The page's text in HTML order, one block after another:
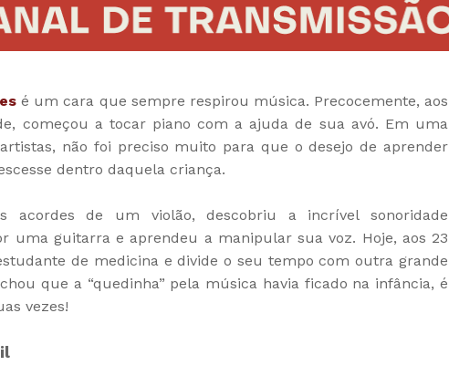
é um cara que sempre respirou música. Precocemente, aos
começou a tocar piano com a ajuda de sua avó. Em uma
não foi preciso muito para que o desejo de aprender
dentro daquela criança.
acordes de um violão, descobriu a incrível sonoridade
uma guitarra e aprendeu a manipular sua voz. Hoje, aos 23
de medicina e divide o seu tempo com outra grande
que a “quedinha” pela música havia ficado na infância, é
vezes!